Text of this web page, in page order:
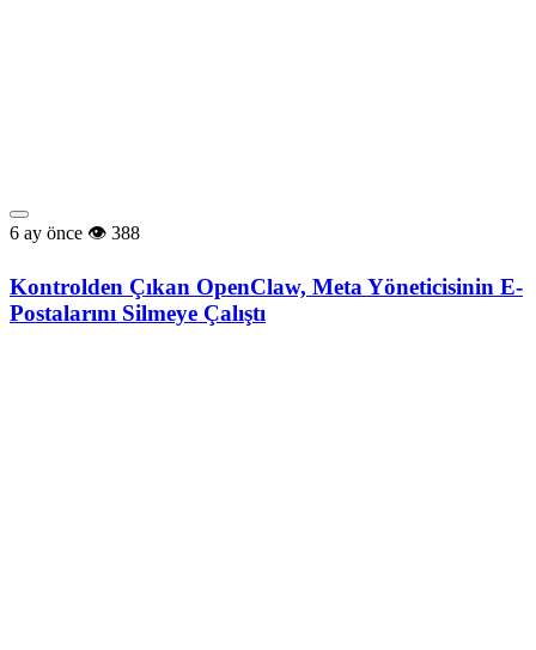
6 ay önce 388
Kontrolden Çıkan OpenClaw, Meta Yöneticisinin E-
Postalarını Silmeye Çalıştı